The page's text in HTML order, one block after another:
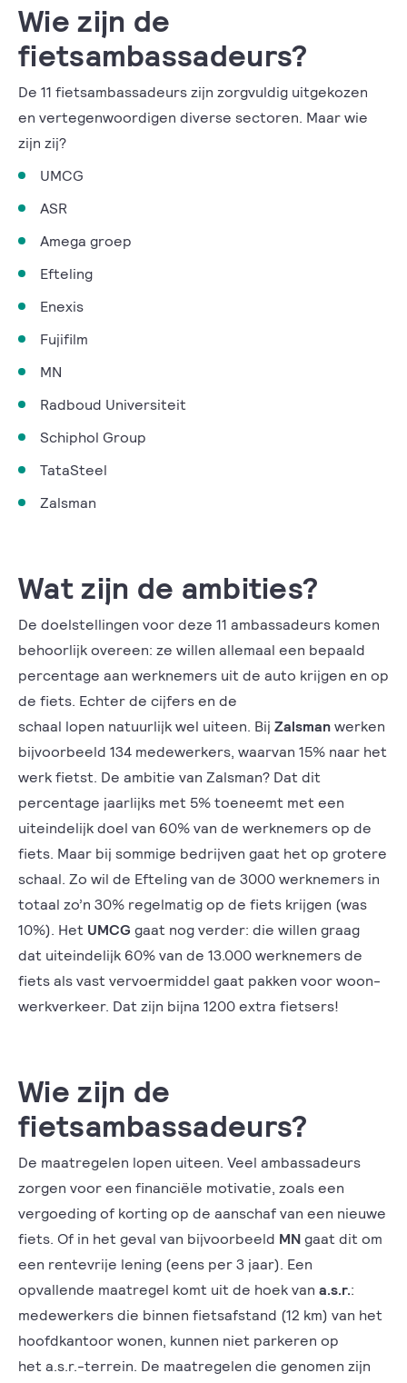
Wie zijn de
fietsambassadeurs?
De 11 fietsambassadeurs zijn zorgvuldig uitgekozen
en vertegenwoordigen diverse sectoren. Maar wie
zijn zij?
UMCG
ASR
Amega groep
Efteling
Enexis
Fujifilm
MN
Radboud Universiteit
Schiphol Group
TataSteel
Zalsman
Wat zijn de ambities?
De doelstellingen voor deze 11 ambassadeurs komen
behoorlijk overeen: ze willen allemaal een bepaald
percentage aan werknemers uit de auto krijgen en op
de fiets. Echter de cijfers en de
schaal lopen natuurlijk wel uiteen. Bij Zalsman werken
bijvoorbeeld 134 medewerkers, waarvan 15% naar het
werk fietst. De ambitie van Zalsman? Dat dit
percentage jaarlijks met 5% toeneemt met een
uiteindelijk doel van 60% van de werknemers op de
fiets. Maar bij sommige bedrijven gaat het op grotere
schaal. Zo wil de Efteling van de 3000 werknemers in
totaal zo’n 30% regelmatig op de fiets krijgen (was
10%). Het UMCG gaat nog verder: die willen graag
dat uiteindelijk 60% van de 13.000 werknemers de
fiets als vast vervoermiddel gaat pakken voor woon-
werkverkeer. Dat zijn bijna 1200 extra fietsers!
Wie zijn de
fietsambassadeurs?
De maatregelen lopen uiteen. Veel ambassadeurs
zorgen voor een financiële motivatie, zoals een
vergoeding of korting op de aanschaf van een nieuwe
fiets. Of in het geval van bijvoorbeeld MN gaat dit om
een rentevrije lening (eens per 3 jaar). Een
opvallende maatregel komt uit de hoek van a.s.r.:
medewerkers die binnen fietsafstand (12 km) van het
hoofdkantoor wonen, kunnen niet parkeren op
het a.s.r.-terrein. De maatregelen die genomen zijn